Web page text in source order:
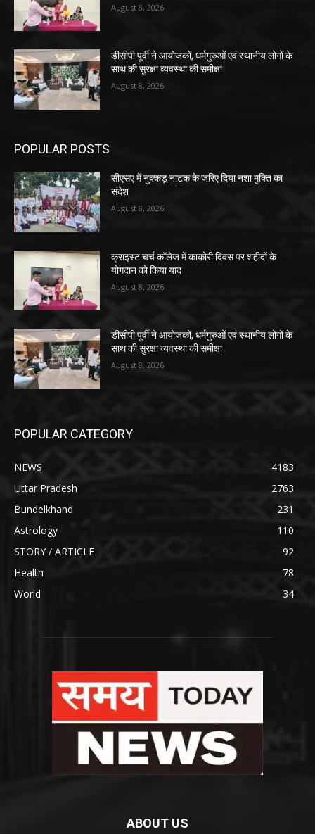
August 8, 2026
डीसीपी पूर्वी ने आयोजकों, धर्मगुरुओं एवं स्थानीय लोगों के
साथ की सुरक्षा व्यवस्था की समीक्षा
August 8, 2026
POPULAR POSTS
सीएसए में नुक्कड़ नाटक के जरिए दिया नशा मुक्ति का
संदेश
August 8, 2026
क्राइस्ट चर्च कॉलेज में काकोरी दिवस पर शहीदों के
योगदान को किया याद
August 8, 2026
डीसीपी पूर्वी ने आयोजकों, धर्मगुरुओं एवं स्थानीय लोगों के
साथ की सुरक्षा व्यवस्था की समीक्षा
August 8, 2026
POPULAR CATEGORY
NEWS
4183
Uttar Pradesh
2763
Bundelkhand
231
Astrology
110
STORY / ARTICLE
92
Health
78
World
34
ABOUT US